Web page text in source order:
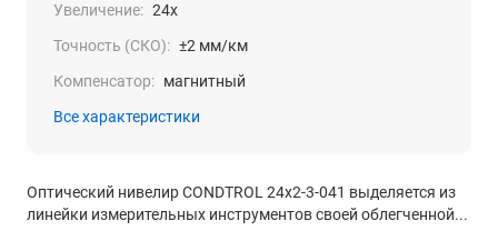
Увеличение: 24x
Точность (СКО): ±2 мм/км
Компенсатор: магнитный
Все характеристики
Оптический нивелир CONDTROL 24x2-3-041 выделяется из
линейки измерительных инструментов своей облегченной...